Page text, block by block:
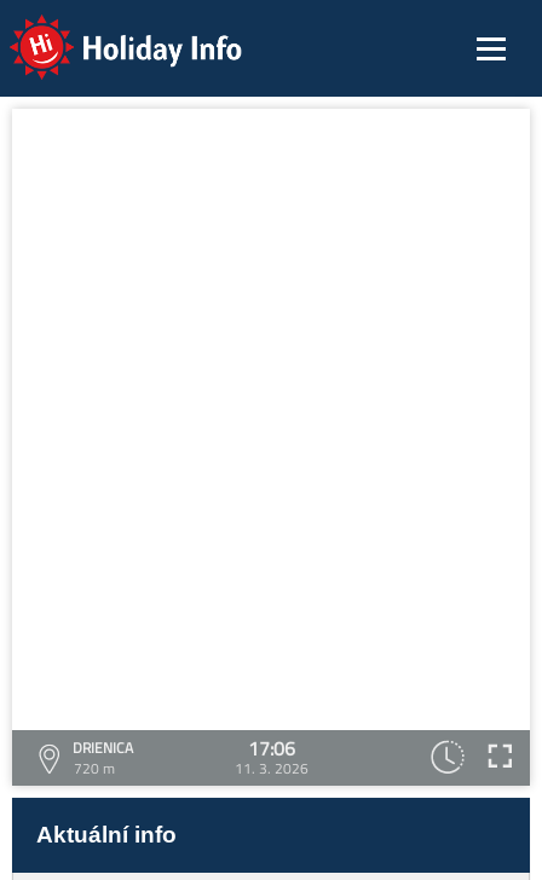
Holiday Info
DRIENICA
720 m
17:06
11. 3. 2026
Aktuální info